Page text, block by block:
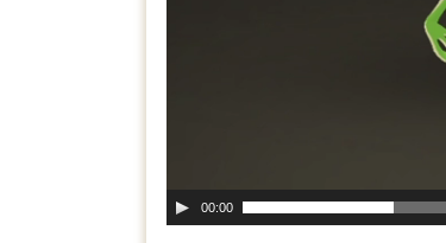
00:00